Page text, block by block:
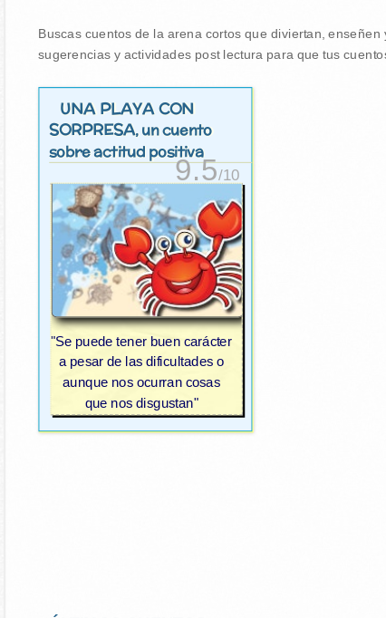
Buscas cuentos de la arena cortos que diviertan,
sugerencias y actividades post lectura para que tus
UNA PLAYA CON
SORPRESA, un cuento
sobre actitud positiva
9.5/10
"Se puede tener buen carácter
a pesar de las dificultades o
aunque nos ocurran cosas
que nos disgustan"